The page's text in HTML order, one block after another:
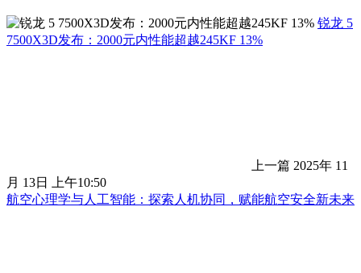
锐龙 5
7500X3D发布：2000元内性能超越245KF 13%
上一篇 2025年 11
月 13日 上午10:50
航空心理学与人工智能：探索人机协同，赋能航空安全新未来